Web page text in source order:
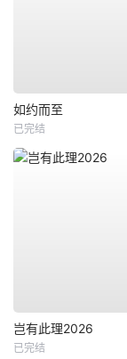
如约而至
已完结
岂有此理2026
已完结